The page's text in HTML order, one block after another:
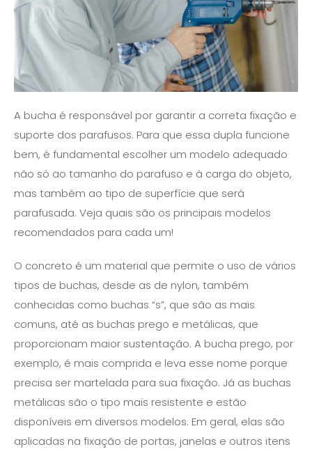
A bucha é responsável por garantir a correta fixação e
suporte dos parafusos. Para que essa dupla funcione
bem, é fundamental escolher um modelo adequado
não só ao tamanho do parafuso e à carga do objeto,
mas também ao tipo de superfície que será
parafusada. Veja quais são os principais modelos
recomendados para cada um!
O concreto é um material que permite o uso de vários
tipos de buchas, desde as de nylon, também
conhecidas como buchas “s”, que são as mais
comuns, até as buchas prego e metálicas, que
proporcionam maior sustentação. A bucha prego, por
exemplo, é mais comprida e leva esse nome porque
precisa ser martelada para sua fixação. Já as buchas
metálicas são o tipo mais resistente e estão
disponíveis em diversos modelos. Em geral, elas são
aplicadas na fixação de portas, janelas e outros itens